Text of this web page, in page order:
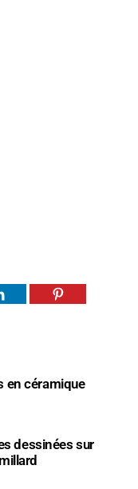
en céramique
dessinées sur